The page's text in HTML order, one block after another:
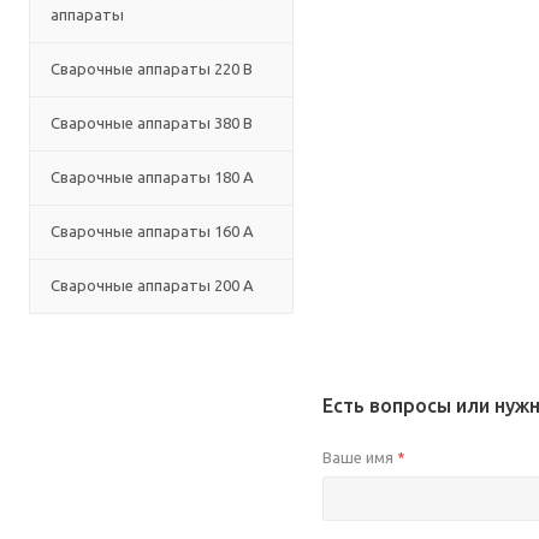
аппараты
Сварочные аппараты 220 В
Сварочные аппараты 380 В
Сварочные аппараты 180 А
Сварочные аппараты 160 А
Сварочные аппараты 200 А
Есть вопросы или
Ваше имя *